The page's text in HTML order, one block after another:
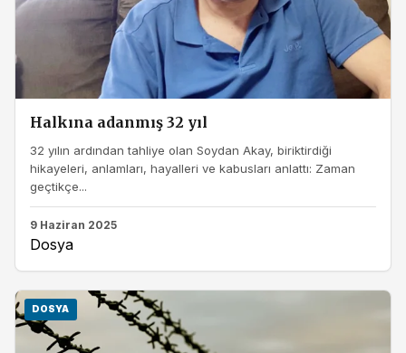
Halkına adanmış 32 yıl
32 yılın ardından tahliye olan Soydan Akay, biriktirdiği
hikayeleri, anlamları, hayalleri ve kabusları anlattı: Zaman
geçtikçe...
9 Haziran 2025
Dosya
DOSYA